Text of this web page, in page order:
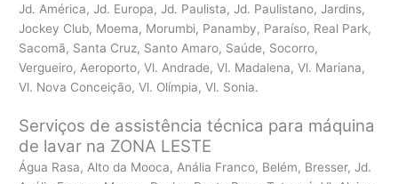
Jd. América, Jd. Europa, Jd. Paulista, Jd. Paulistano, Jardins,
Jockey Club, Moema, Morumbi, Panamby, Paraíso, Real Park,
Sacomã, Santa Cruz, Santo Amaro, Saúde, Socorro,
Vergueiro, Aeroporto, Vl. Andrade, Vl. Madalena, Vl. Mariana,
Vl. Nova Conceição, Vl. Olímpia, Vl. Sonia.
Serviços de assistência técnica para máquina
de lavar na ZONA LESTE
Água Rasa, Alto da Mooca, Anália Franco, Belém, Bresser, Jd.